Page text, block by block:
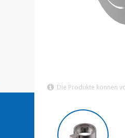
Die Produkte können